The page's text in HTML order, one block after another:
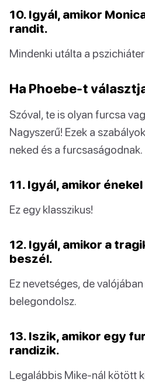
10. Igyál, amikor
randit.
Mindenki utálta a
Ha Phoebe-t
Szóval, te is olyan furcsa
Nagyszerű! Ezek a
neked és a furcsaságodnak.
11. Igyál, amikor énekel
Ez egy klasszikus!
12. Igyál, amikor a
beszél.
Ez nevetséges, de
belegondolsz.
13. Iszik, amikor egy
randizik.
Legalábbis Mike-nál kötött